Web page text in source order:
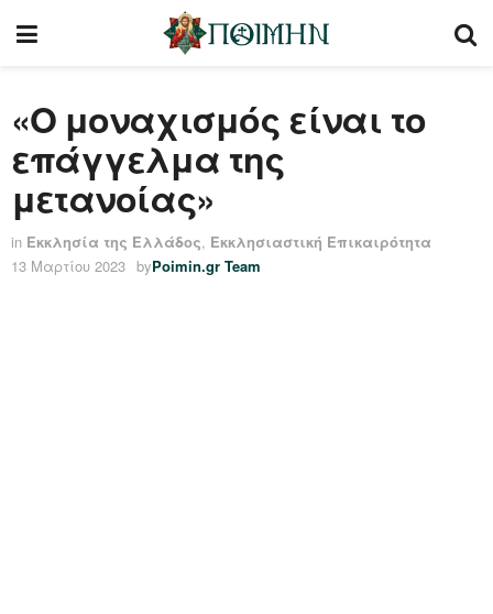
«Ο μοναχισμός είναι το
επάγγελμα της
μετανοίας»
in Εκκλησία της Ελλάδος, Εκκλησιαστική Επικαιρότητα
13 Μαρτίου 2023 byPoimin.gr Team